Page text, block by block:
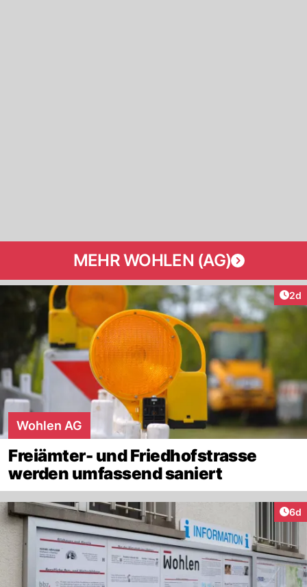
MEHR WOHLEN (AG)
2d
Wohlen AG
Freiämter- und Friedhofstrasse
werden umfassend saniert
6d